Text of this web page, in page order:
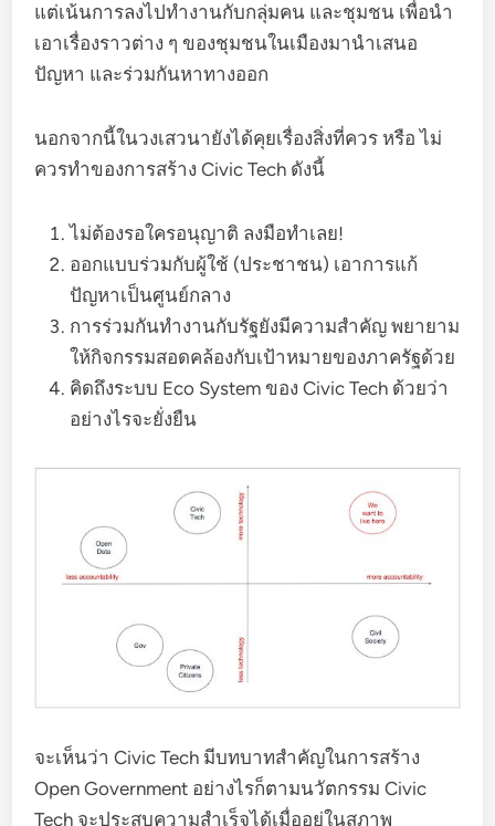
แต่เน้นการลงไปทำงานกับกลุ่มคน และชุมชน เพื่อนำ
เอาเรื่องราวต่าง ๆ ของชุมชนในเมืองมานำเสนอ
ปัญหา และร่วมกันหาทางออก
นอกจากนี้ในวงเสวนายังได้คุยเรื่องสิ่งที่ควร หรือ ไม่
ควรทำของการสร้าง Civic Tech ดังนี้
ไม่ต้องรอใครอนุญาติ ลงมือทำเลย!
ออกแบบร่วมกับผู้ใช้ (ประชาชน) เอาการแก้
ปัญหาเป็นศูนย์กลาง
การร่วมกันทำงานกับรัฐยังมีความสำคัญ พยายาม
ให้กิจกรรมสอดคล้องกับเป้าหมายของภาครัฐด้วย
คิดถึงระบบ Eco System ของ Civic Tech ด้วยว่า
อย่างไรจะยั่งยืน
จะเห็นว่า Civic Tech มีบทบาทสำคัญในการสร้าง
Open Government อย่างไรก็ตามนวัตกรรม Civic
Tech จะประสบความสำเร็จได้เมื่ออยู่ในสภาพ